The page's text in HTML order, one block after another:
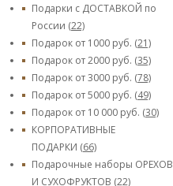
Подарки с ДОСТАВКОЙ по
России (22)
Подарок от 1000 руб. (21)
Подарок от 2000 руб. (35)
Подарок от 3000 руб. (78)
Подарок от 5000 руб. (49)
Подарок от 10 000 руб. (30)
КОРПОРАТИВНЫЕ
ПОДАРКИ (66)
Подарочные наборы ОРЕХОВ
И СУХОФРУКТОВ (22)